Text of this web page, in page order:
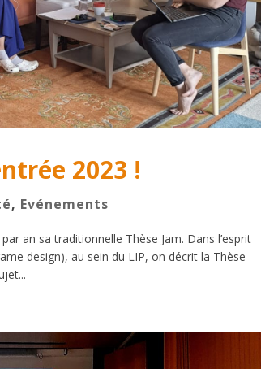
2023 !
, Evénements
an sa traditionnelle Thèse Jam. Dans l’esprit
design), au sein du LIP, on décrit la Thèse